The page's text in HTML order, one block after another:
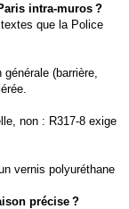
intra‑muros ?
que la Police
(barrière,
non : R317‑8 exige
vernis polyuréthane
précise ?